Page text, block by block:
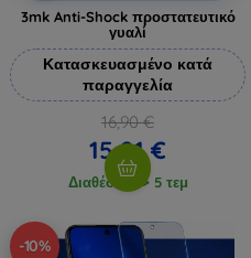
3mk Anti-Shock προστατευτικό
γυαλί
Κατασκευασμένο κατά
παραγγελία
16,90 €
15,21 €
Διαθέσιμο > 5 τεμ
-10%